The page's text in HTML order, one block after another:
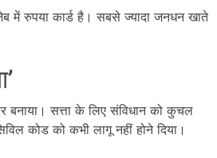
में रुपया कार्ड है। सबसे ज्यादा जनधन खाते
बनाया। सत्ता के लिए संविधान को कुचल
कोड को कभी लागू नहीं होने दिया।